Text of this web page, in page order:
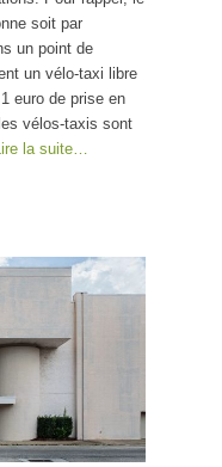
soit par
un point de
un vélo-taxi libre
euro de prise en
vélos-taxis sont
la suite…